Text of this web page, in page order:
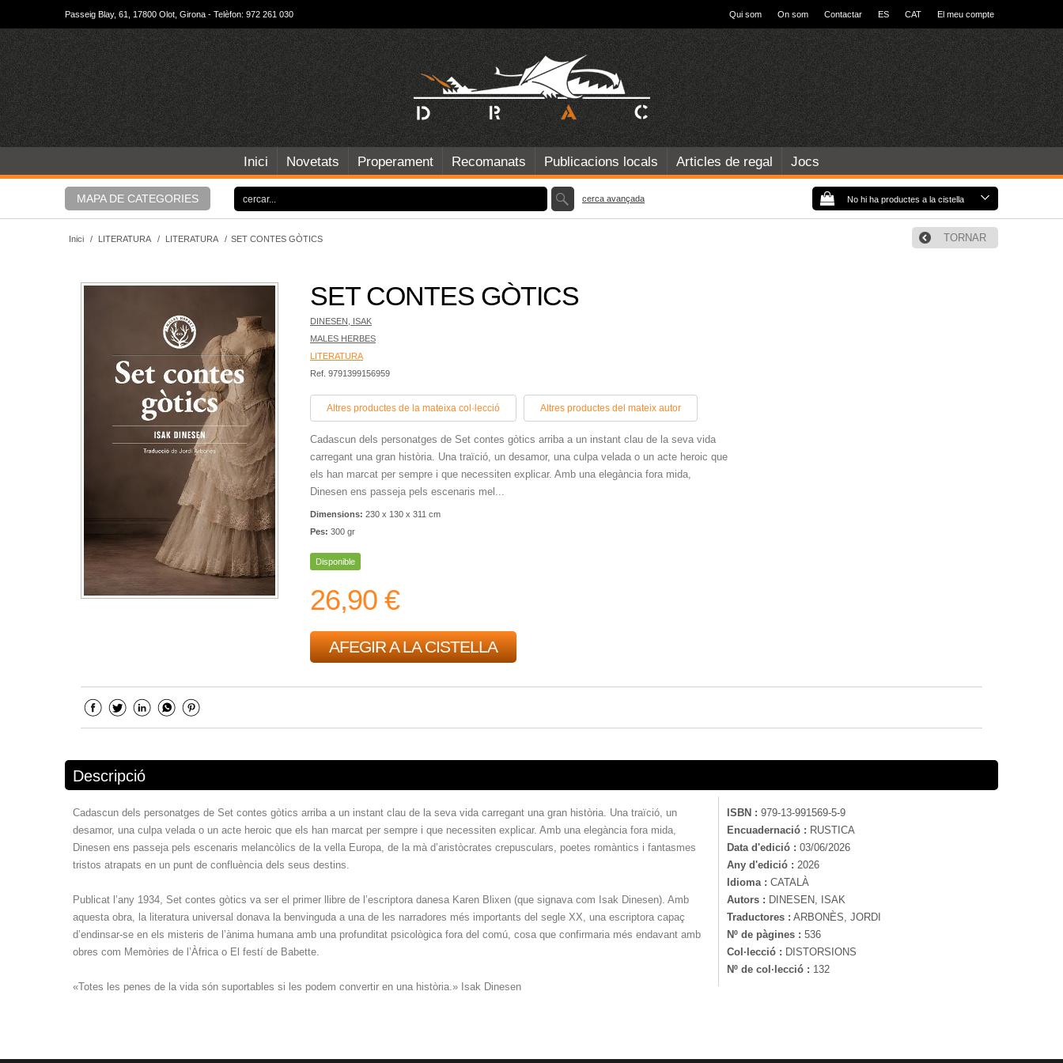
Passeig Blay, 61, 17800 Olot, Girona - Telèfon: 972 261 030 Qui som On som Contactar ES CAT El meu compte
Inici Novetats Properament Recomanats Publicacions locals Articles de regal Jocs
MAPA DE CATEGORIES No hi ha productes a la cistella
cerca avançada
Inici / LITERATURA / LITERATURA / SET CONTES GÒTICS TORNAR
SET CONTES GÒTICS
DINESEN, ISAK
MALES HERBES
LITERATURA
Ref. 9791399156959
Altres productes de la mateixa col·lecció Altres productes del mateix autor
Cadascun dels personatges de Set contes gòtics arriba a un instant clau de la seva vida
carregant una gran història. Una traïció, un desamor, una culpa velada o un acte heroic que
els han marcat per sempre i que necessiten explicar. Amb una elegància fora mida,
Dinesen ens passeja pels escenaris mel...
Dimensions: 230 x 130 x 311 cm
Pes: 300 gr
Disponible
26,90 €
AFEGIR A LA CISTELLA
Descripció
ISBN : 979-13-991569-5-9
Encuadernació : RUSTICA
Data d'edició : 03/06/2026
Any d'edició : 2026
Idioma : CATALÀ
Autors : DINESEN, ISAK
Traductores : ARBONÈS, JORDI
Nº de pàgines : 536
Col·lecció : DISTORSIONS
Nº de col·lecció : 132
Cadascun dels personatges de Set contes gòtics arriba a un instant clau de la seva vida carregant una gran història. Una traïció, un
desamor, una culpa velada o un acte heroic que els han marcat per sempre i que necessiten explicar. Amb una elegància fora mida,
Dinesen ens passeja pels escenaris melancòlics de la vella Europa, de la mà d’aristòcrates crepusculars, poetes romàntics i fantasmes
tristos atrapats en un punt de confluència dels seus destins.
Publicat l’any 1934, Set contes gòtics va ser el primer llibre de l’escriptora danesa Karen Blixen (que signava com Isak Dinesen). Amb
aquesta obra, la literatura universal donava la benvinguda a una de les narradores més importants del segle XX, una escriptora capaç
d’endinsar-se en els misteris de l’ànima humana amb una profunditat psicològica fora del comú, cosa que confirmaria més endavant amb
obres com Memòries de l’Àfrica o El festí de Babette.
«Totes les penes de la vida són suportables si les podem convertir en una història.» Isak Dinesen